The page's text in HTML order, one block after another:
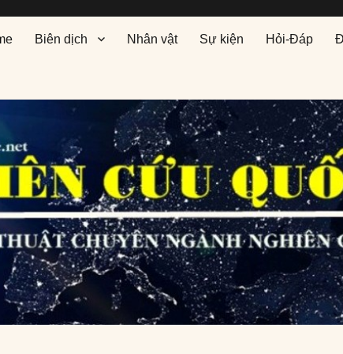
Biên dịch Nhân vật Sự kiện Hỏi-Đáp